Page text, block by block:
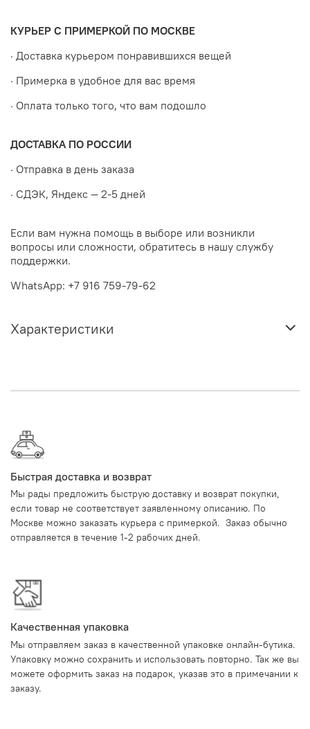
КУРЬЕР С ПРИМЕРКОЙ ПО МОСКВЕ
· Доставка курьером понравившихся вещей
· Примерка в удобное для вас время
· Оплата только того, что вам подошло
ДОСТАВКА ПО РОССИИ
· Отправка в день заказа
· СДЭК, Яндекс — 2-5 дней
Если вам нужна помощь в выборе или возникли
вопросы или сложности, обратитесь в нашу службу
поддержки.
WhatsApp: +7 916 759-79-62
Характеристики
Быстрая доставка и возврат
Мы рады предложить быструю доставку и возврат покупки,
если товар не соответствует заявленному описанию. По
Москве можно заказать курьера с примеркой. Заказ обычно
отправляется в течение 1-2 рабочих дней.
Качественная упаковка
Мы отправляем заказ в качественной упаковке онлайн-бутика.
Упаковку можно сохранить и использовать повторно. Так же вы
можете оформить заказ на подарок, указав это в примечании к
заказу.